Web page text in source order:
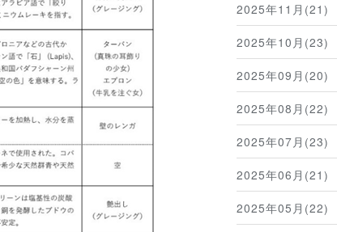
2025年11月(21)
2025年10月(23)
2025年09月(20)
2025年08月(22)
2025年07月(23)
2025年06月(21)
2025年05月(22)